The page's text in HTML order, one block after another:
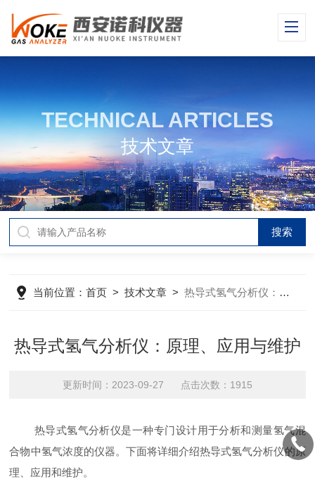
TECHNICAL ARTICLES
技术文章
当前位置：首页 >技术文章 >热导式氢气分析仪：原理、应用与维护
热导式氢气分析仪：原理、应用与维护
更新时间：2023-09-27 点击次数：1915
热导式氢气分析仪是一种专门设计用于分析和测量氢气混
合物中氢气浓度的仪器。下面将详细介绍热导式氢气分析仪的原
理、应用和维护。